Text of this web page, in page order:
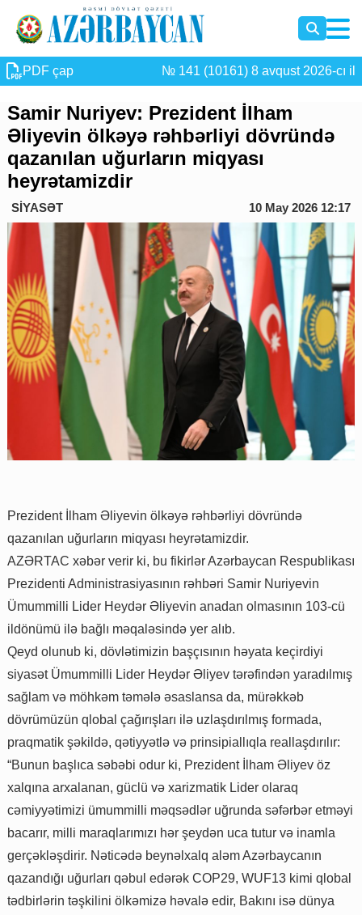
PDF çap № 141 (10161) 8 avqust 2026-cı il
Samir Nuriyev: Prezident İlham
Əliyevin ölkəyə rəhbərliyi dövründə
qazanılan uğurların miqyası
heyrətamizdir
SİYASƏT 10 May 2026 12:17
Prezident İlham Əliyevin ölkəyə rəhbərliyi dövründə
qazanılan uğurların miqyası heyrətamizdir.
AZƏRTAC xəbər verir ki, bu fikirlər Azərbaycan Respublikası
Prezidenti Administrasiyasının rəhbəri Samir Nuriyevin
Ümummilli Lider Heydər Əliyevin anadan olmasının 103-cü
ildönümü ilə bağlı məqaləsində yer alıb.
Qeyd olunub ki, dövlətimizin başçısının həyata keçirdiyi
siyasət Ümummilli Lider Heydər Əliyev tərəfindən yaradılmış
sağlam və möhkəm təmələ əsaslansa da, mürəkkəb
dövrümüzün qlobal çağırışları ilə uzlaşdırılmış formada,
praqmatik şəkildə, qətiyyətlə və prinsipiallıqla reallaşdırılır:
“Bunun başlıca səbəbi odur ki, Prezident İlham Əliyev öz
xalqına arxalanan, güclü və xarizmatik Lider olaraq
cəmiyyətimizi ümummilli məqsədlər uğrunda səfərbər etməyi
bacarır, milli maraqlarımızı hər şeydən uca tutur və inamla
gerçəkləşdirir. Nəticədə beynəlxalq aləm Azərbaycanın
qazandığı uğurları qəbul edərək COP29, WUF13 kimi qlobal
tədbirlərin təşkilini ölkəmizə həvalə edir, Bakını isə dünya